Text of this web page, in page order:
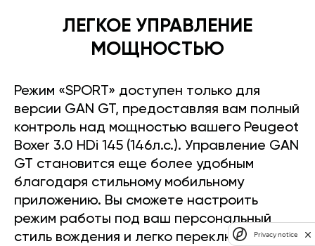
ЛЕГКОЕ УПРАВЛЕНИЕ
МОЩНОСТЬЮ
Режим «SPORT» доступен только для
версии GAN GT, предоставляя вам полный
контроль над мощностью вашего Peugeot
Boxer 3.0 HDi 145 (146л.с.). Управление GAN
GT становится еще более удобным
благодаря стильному мобильному
приложению. Вы сможете настроить
режим работы под ваш персональный
стиль вождения и легко переключатьPrivacy notice